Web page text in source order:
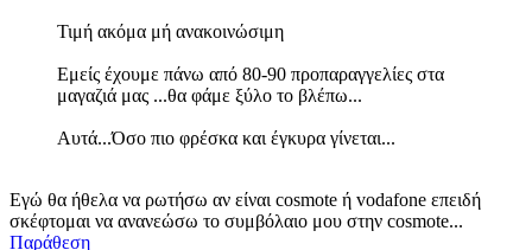
Τιμή ακόμα μή ανακοινώσιμη
Εμείς έχουμε πάνω από 80-90 προπαραγγελίες στα
μαγαζιά μας ...θα φάμε ξύλο το βλέπω...
Αυτά...Όσο πιο φρέσκα και έγκυρα γίνεται...
Eγώ θα ήθελα να ρωτήσω αν είναι cosmote ή vodafone επειδή
σκέφτομαι να ανανεώσω το συμβόλαιο μου στην cosmote...
Παράθεση